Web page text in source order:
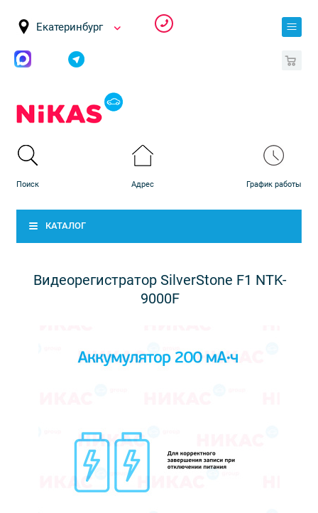
Екатеринбург
КАТАЛОГ
Видеорегистратор SilverStone F1 NTK-
9000F